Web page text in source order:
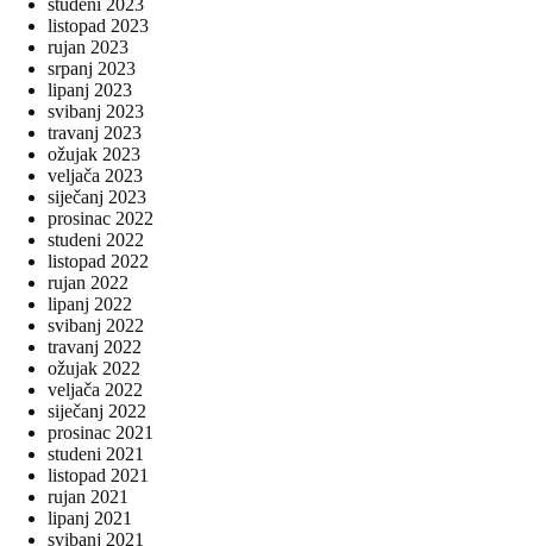
listopad 2023
rujan 2023
srpanj 2023
lipanj 2023
svibanj 2023
travanj 2023
ožujak 2023
veljača 2023
siječanj 2023
prosinac 2022
studeni 2022
listopad 2022
rujan 2022
lipanj 2022
svibanj 2022
travanj 2022
ožujak 2022
veljača 2022
siječanj 2022
prosinac 2021
studeni 2021
listopad 2021
rujan 2021
lipanj 2021
svibanj 2021